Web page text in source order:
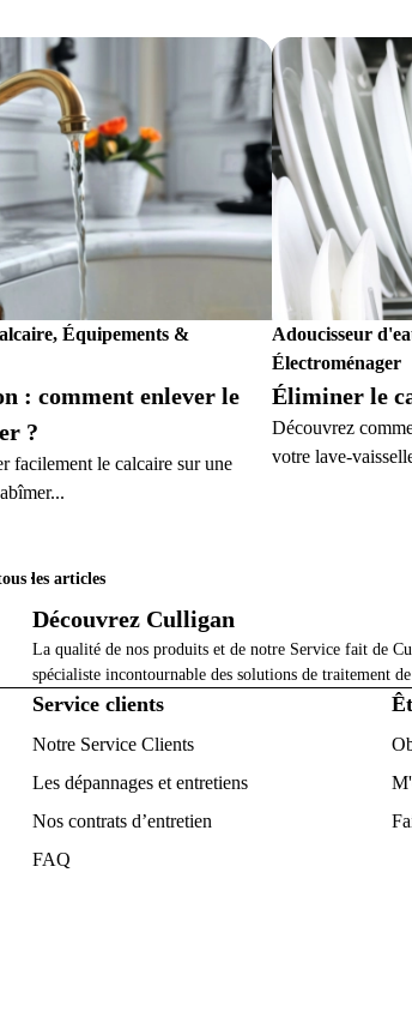
Équipements &
: comment enlever le
?
facilement le calcaire sur une
Adoucisseur
Électroménager
Éliminer le
Découvrez
votre lave-
les articles
Découvrez Culligan
La qualité de nos produits et de notre Service fait de
spécialiste incontournable des solutions de traitement
Service clients
Notre Service Clients
Les dépannages et entretiens
Nos contrats d’entretien
FAQ